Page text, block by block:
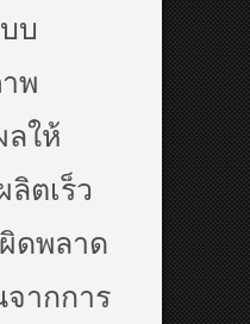
บ
พ
ให้
ตเร็ว
ดพลาด
ากการ